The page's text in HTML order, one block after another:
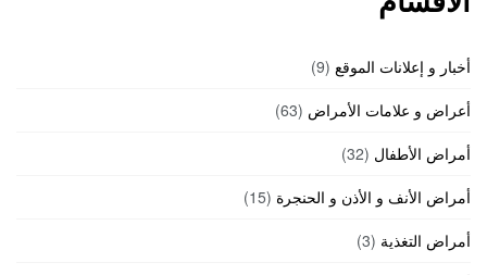
أخبار و إعلانات الموقع (9)
أعراض و علامات الأمراض (63)
أمراض الأطفال (32)
أمراض الأنف و الأذن و الحنجرة (15)
أمراض التغذية (3)